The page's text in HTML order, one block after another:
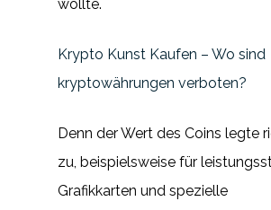
wollte.
Krypto Kunst Kaufen – Wo sind
kryptowährungen verboten?
Denn der Wert des Coins legte
zu, beispielsweise für
Grafikkarten und spezielle